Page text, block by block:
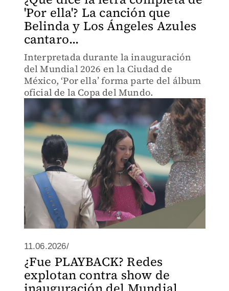
'Por ella'? La canción que
Belinda y Los Ángeles Azules
cantaro...
Interpretada durante la inauguración
del Mundial 2026 en la Ciudad de
México, ‘Por ella’ forma parte del álbum
oficial de la Copa del Mundo.
11.06.2026/
¿Fue PLAYBACK? Redes
explotan contra show de